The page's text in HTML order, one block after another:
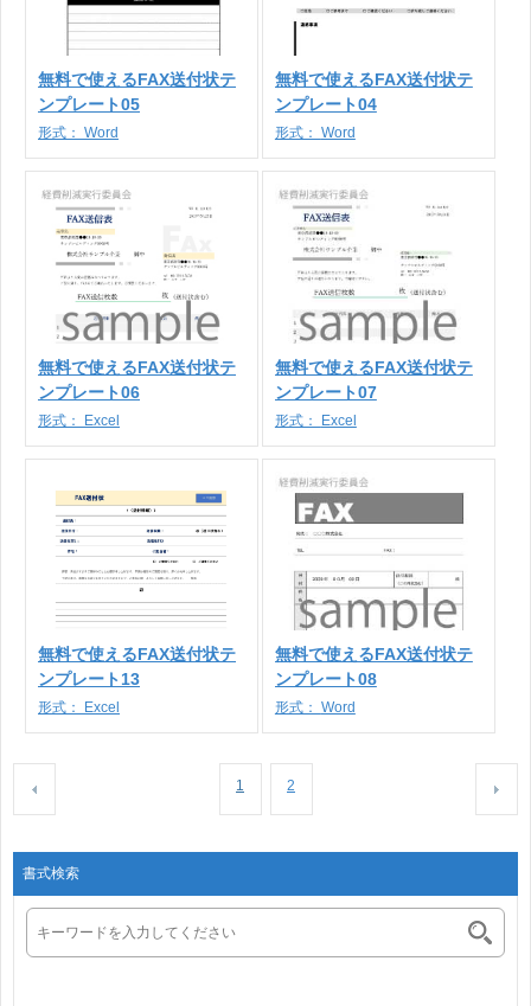
無料で使えるFAX送付状テ
ンプレート05
形式： Word
無料で使えるFAX送付状テ
ンプレート04
形式： Word
無料で使えるFAX送付状テ
ンプレート06
形式： Excel
無料で使えるFAX送付状テ
ンプレート07
形式： Excel
無料で使えるFAX送付状テ
ンプレート13
形式： Excel
無料で使えるFAX送付状テ
ンプレート08
形式： Word
1 2
書式検索